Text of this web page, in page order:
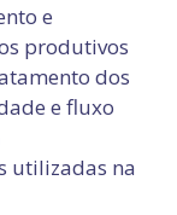
e
produtivos
dos
e fluxo
utilizadas na